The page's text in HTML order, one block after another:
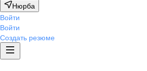
Нюрба
Войти
Войти
Создать резюме